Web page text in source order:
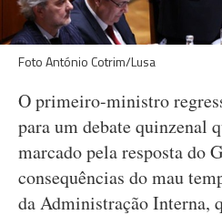
Foto António Cotrim/Lusa
O primeiro-ministro
para um debate quinzenal
marcado pela resposta do
consequências do mau
da Administração Interna,